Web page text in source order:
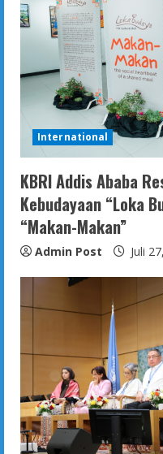
International
KBRI Addis Ababa
Kebudayaan “Loka
“Makan-Makan”
Admin Post Juli